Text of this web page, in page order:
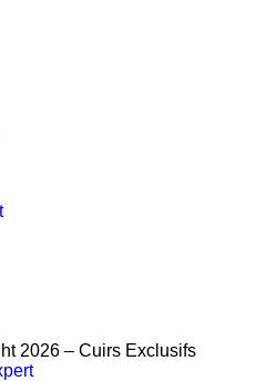
2026 – Cuirs Exclusifs